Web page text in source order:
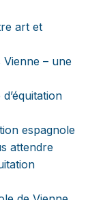
art et
Vienne – une
espagnole
attendre